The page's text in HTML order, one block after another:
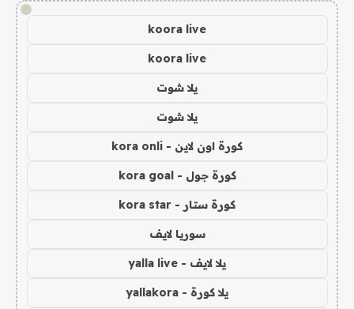
!
koora live
koora live
يلا شوت
يلا شوت
كورة اون لاين - kora onli
كورة جول - kora goal
كورة ستار - kora star
سوريا لايف
يلا لايف - yalla live
يلا كورة - yallakora